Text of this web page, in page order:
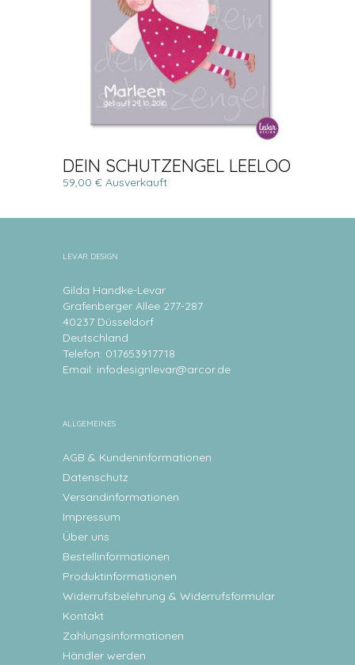
DEIN SCHUTZENGEL LEELOO
59,00 € Ausverkauft
LEVAR DESIGN
Gilda Handke-Levar
Grafenberger Allee 277-287
40237 Düsseldorf
Deutschland
Telefon: 017653917718
Email: infodesignlevar@arcor.de
ALLGEMEINES
AGB & Kundeninformationen
Datenschutz
Versandinformationen
Impressum
Über uns
Bestellinformationen
Produktinformationen
Widerrufsbelehrung & Widerrufsformular
Kontakt
Zahlungsinformationen
Händler werden